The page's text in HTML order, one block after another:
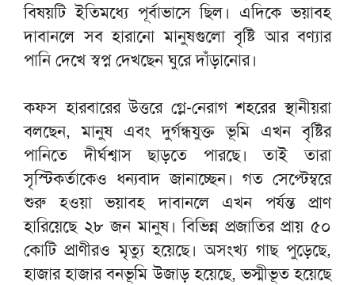
বিষয়টি ইতিমধ্যে পূর্বাভাসে ছিল। এদিকে ভয়াবহ
দাবানলে সব হারানো মানুষগুলো বৃষ্টি আর বণ্যার
পানি দেখে স্বপ্ন দেখছেন ঘুরে দাঁড়ানোর।
কফস হারবারের উত্তরে গ্লে-নেরাগ শহরের স্থানীয়রা
বলছেন, মানুষ এবং দুর্গন্ধযুক্ত ভূমি এখন বৃষ্টির
পানিতে দীর্ঘশ্বাস ছাড়তে পারছে। তাই তারা
সৃস্টিকর্তাকেও ধন্যবাদ জানাচ্ছেন। গত সেপ্টেম্বরে
শুরু হওয়া ভয়াবহ দাবানলে এখন পর্যন্ত প্রাণ
হারিয়েছে ২৮ জন মানুষ। বিভিন্ন প্রজাতির প্রায় ৫০
কোটি প্রাণীরও মৃত্যু হয়েছে। অসংখ্য গাছ পুড়েছে,
হাজার হাজার বনভূমি উজাড় হয়েছে, ভস্মীভূত হয়েছে